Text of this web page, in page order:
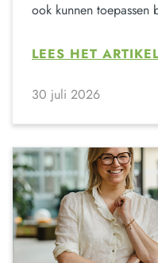
ook kunnen toepassen
LEES HET
30 juli 2026